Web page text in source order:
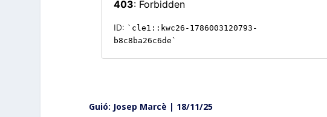
Guió: Josep Marcè | 18/11/25